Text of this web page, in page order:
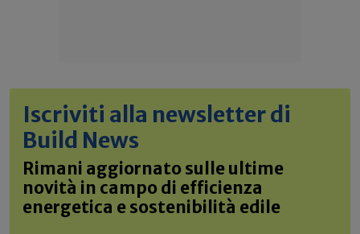
Iscriviti alla newsletter di
Build News
Rimani aggiornato sulle ultime
novità in campo di efficienza
energetica e sostenibilità edile